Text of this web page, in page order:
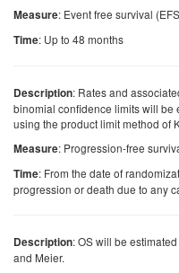
Measure: Event free survival
Time: Up to 48 months
Description: Rates and
binomial confidence limits will be
using the product limit method of
Measure: Progression-free
Time: From the date of
progression or death due to any
Description: OS will be
and Meier.